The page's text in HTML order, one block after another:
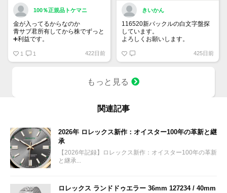
100％正規品トケマニ
金が入ってるからなのか
青サブ君所有してから株でずっと
➕利益です。
銘柄番号7932 ニッピ
株価が下がっても、上がっても
1 1 422日前
きいかん
116520新バックルの白文字盤探
しています。
よろしくお願いします。
425日前
もっと見る
関連記事
2026年 ロレックス新作：オイスター100年の革新と継
承
【2026年記録】ロレックス新作：オイスター100年の革新
と継承...
ロレックス ランドドゥエラー 36mm 127234 / 40mm